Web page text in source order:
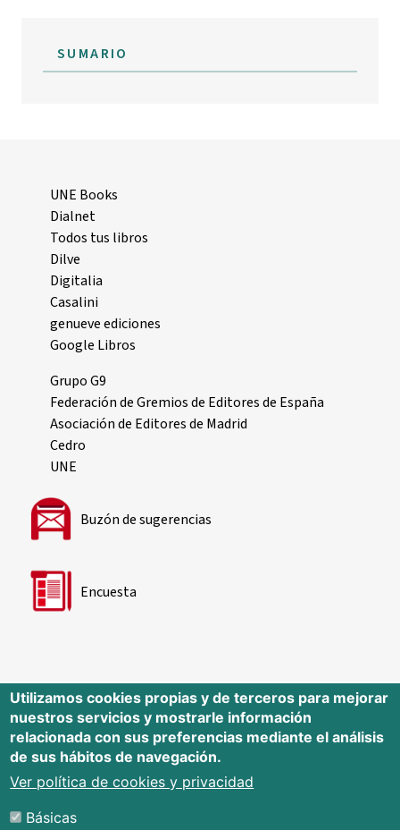
SUMARIO
UNE Books
Dialnet
Todos tus libros
Dilve
Digitalia
Casalini
genueve ediciones
Google Libros
Grupo G9
Federación de Gremios de Editores de España
Asociación de Editores de Madrid
Cedro
UNE
Buzón de sugerencias
Encuesta
Editorial Universidad de Cantabria
Edificio Tres Torres, Torre C, planta –1
Avda. Los Castros s/n - 39005
Tfno.: 942 201 087 - 942 201 291
Utilizamos cookies propias y de terceros para mejorar
nuestros servicios y mostrarle información
relacionada con sus preferencias mediante el análisis
de sus hábitos de navegación.
Ver política de cookies y privacidad
Básicas